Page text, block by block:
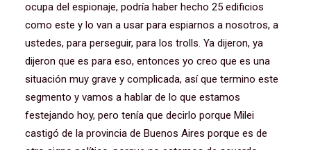
ocupa del espionaje, podría haber hecho 25 edificios
como este y lo van a usar para espiarnos a nosotros, a
ustedes, para perseguir, para los trolls. Ya dijeron, ya
dijeron que es para eso, entonces yo creo que es una
situación muy grave y complicada, así que termino este
segmento y vamos a hablar de lo que estamos
festejando hoy, pero tenía que decirlo porque Milei
castigó de la provincia de Buenos Aires porque es de